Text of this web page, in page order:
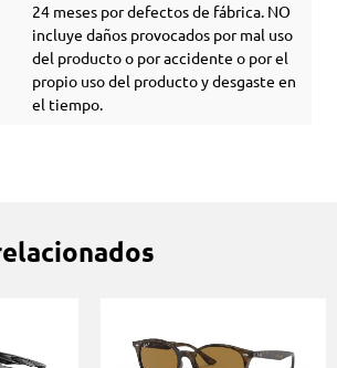
24 meses por defectos de fábrica. NO
incluye daños provocados por mal uso
del producto o por accidente o por el
propio uso del producto y desgaste en
el tiempo.